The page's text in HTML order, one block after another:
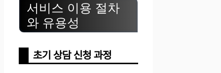
서비스 이용 절차
와 유용성
초기 상담 신청 과정